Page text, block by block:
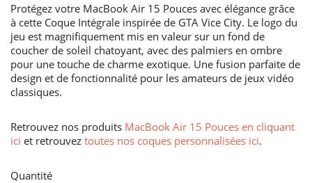
Protégez votre MacBook Air 15 Pouces avec élégance grâce
à cette Coque Intégrale inspirée de GTA Vice City. Le logo du
jeu est magnifiquement mis en valeur sur un fond de
coucher de soleil chatoyant, avec des palmiers en ombre
pour une touche de charme exotique. Une fusion parfaite de
design et de fonctionnalité pour les amateurs de jeux vidéo
classiques.
Retrouvez nos produits MacBook Air 15 Pouces en cliquant
ici et retrouvez toutes nos coques personnalisées ici.
Quantité